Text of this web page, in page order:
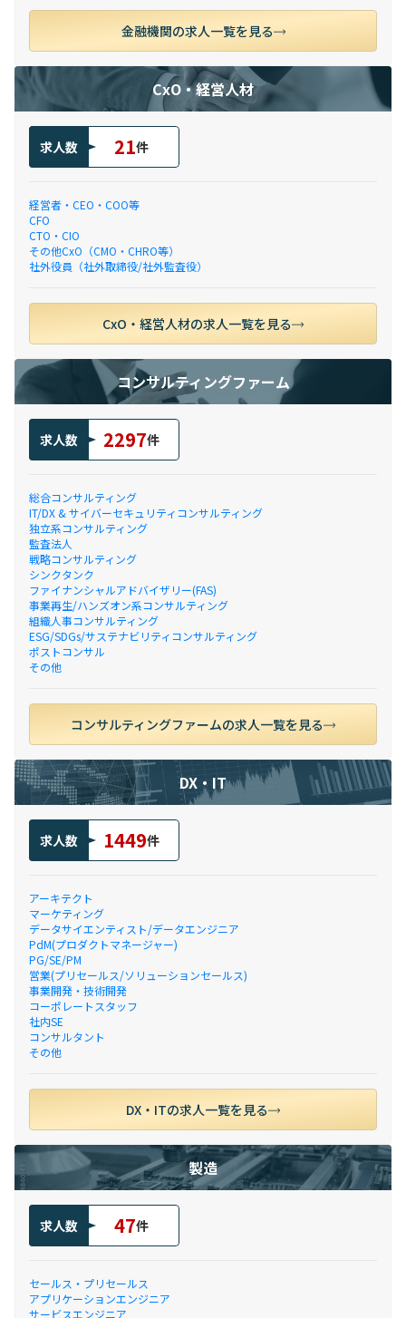
金融機関の求人一覧を見る
CxO・経営人材
求人数 21件
経営者・CEO・COO等
CFO
CTO・CIO
その他CxO（CMO・CHRO等）
社外役員（社外取締役/社外監査役）
CxO・経営人材の求人一覧を見る
コンサルティングファーム
求人数 2297件
総合コンサルティング
IT/DX & サイバーセキュリティコンサルティング
独立系コンサルティング
監査法人
戦略コンサルティング
シンクタンク
ファイナンシャルアドバイザリー(FAS)
事業再生/ハンズオン系コンサルティング
組織人事コンサルティング
ESG/SDGs/サステナビリティコンサルティング
ポストコンサル
その他
コンサルティングファームの求人一覧を見る
DX・IT
求人数 1449件
アーキテクト
マーケティング
データサイエンティスト/データエンジニア
PdM(プロダクトマネージャー)
PG/SE/PM
営業(プリセールス/ソリューションセールス)
事業開発・技術開発
コーポレートスタッフ
社内SE
コンサルタント
その他
DX・ITの求人一覧を見る
製造
求人数 47件
セールス・プリセールス
アプリケーションエンジニア
サービスエンジニア